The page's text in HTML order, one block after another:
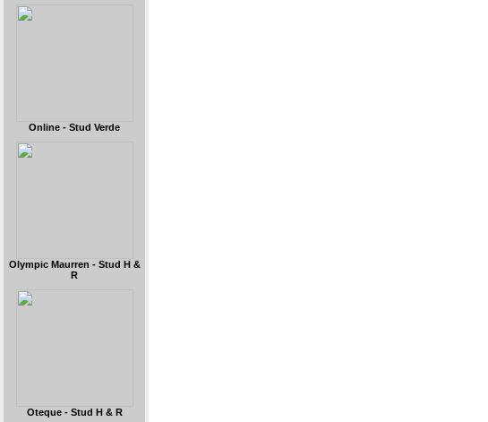
Online - Stud Verde
Olympic Maurren - Stud H &
R
Oteque - Stud H & R